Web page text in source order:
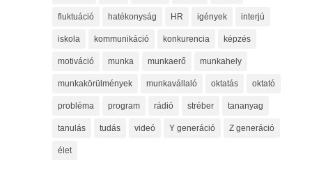
fluktuáció hatékonyság HR igények interjú
iskola kommunikáció konkurencia képzés
motiváció munka munkaerő munkahely
munkakörülmények munkavállaló oktatás oktató
probléma program rádió stréber tananyag
tanulás tudás videó Y generáció Z generáció
élet